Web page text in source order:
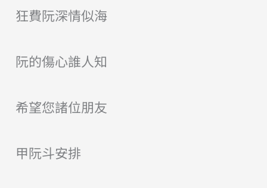
狂費阮深情似海
阮的傷心誰人知
希望您諸位朋友
甲阮斗安排